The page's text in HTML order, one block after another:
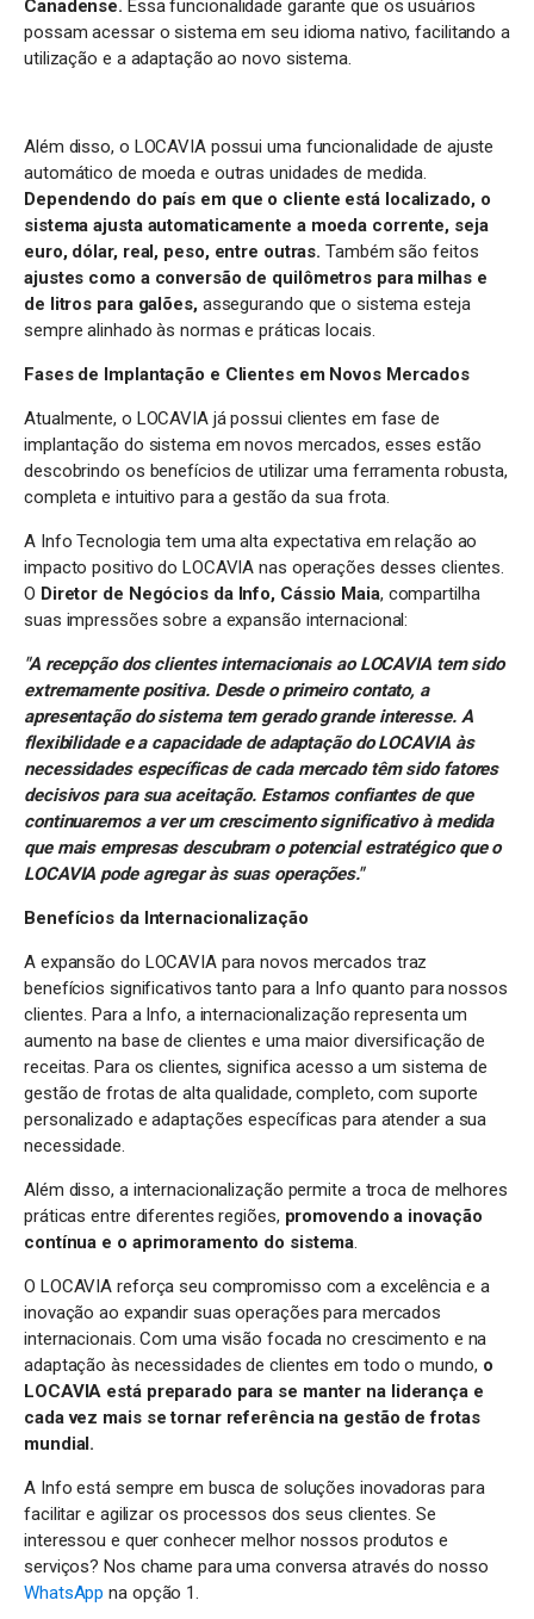
Canadense. Essa funcionalidade garante que os usuários
possam acessar o sistema em seu idioma nativo, facilitando a
utilização e a adaptação ao novo sistema.
Além disso, o LOCAVIA possui uma funcionalidade de ajuste
automático de moeda e outras unidades de medida.
Dependendo do país em que o cliente está localizado, o
sistema ajusta automaticamente a moeda corrente, seja
euro, dólar, real, peso, entre outras. Também são feitos
ajustes como a conversão de quilômetros para milhas e
de litros para galões,assegurando que o sistema esteja
sempre alinhado às normas e práticas locais.
Fases de Implantação e Clientes em Novos Mercados
Atualmente, o LOCAVIA já possui clientes em fase de
implantação do sistema em novos mercados, esses estão
descobrindo os benefícios de utilizar uma ferramenta robusta,
completa e intuitivo para a gestão da sua frota.
A Info Tecnologia tem uma alta expectativa em relação ao
impacto positivo do LOCAVIA nas operações desses clientes.
O Diretor de Negócios da Info, Cássio Maia, compartilha
suas impressões sobre a expansão internacional:
"A recepção dos clientes internacionais ao LOCAVIA tem sido
extremamente positiva. Desde o primeiro contato, a
apresentação do sistema tem gerado grande interesse. A
flexibilidade e a capacidade de adaptação do LOCAVIA às
necessidades específicas de cada mercado têm sido fatores
decisivos para sua aceitação. Estamos confiantes de que
continuaremos a ver um crescimento significativo à medida
que mais empresas descubram o potencial estratégico que o
LOCAVIA pode agregar às suas operações."
Benefícios da Internacionalização
A expansão do LOCAVIA para novos mercados traz
benefícios significativos tanto para a Info quanto para nossos
clientes. Para a Info, a internacionalização representa um
aumento na base de clientes e uma maior diversificação de
receitas. Para os clientes, significa acesso a um sistema de
gestão de frotas de alta qualidade, completo, com suporte
personalizado e adaptações específicas para atender a sua
necessidade.
Além disso, a internacionalização permite a troca de melhores
práticas entre diferentes regiões, promovendo a inovação
contínua e o aprimoramento do sistema.
O LOCAVIA reforça seu compromisso com a excelência e a
inovação ao expandir suas operações para mercados
internacionais. Com uma visão focada no crescimento e na
adaptação às necessidades de clientes em todo o mundo, o
LOCAVIA está preparado para se manter na liderança e
cada vez mais se tornar referência na gestão de frotas
mundial.
A Info está sempre em busca de soluções inovadoras para
facilitar e agilizar os processos dos seus clientes. Se
interessou e quer conhecer melhor nossos produtos e
serviços? Nos chame para uma conversa através do nosso
WhatsApp na opção 1.